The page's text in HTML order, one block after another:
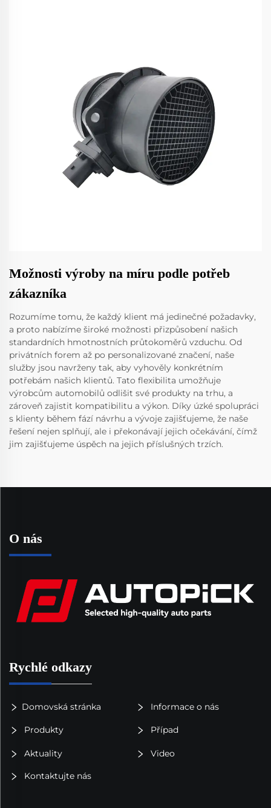
Možnosti výroby na míru podle potřeb
zákazníka
Rozumíme tomu, že každý klient má jedinečné požadavky,
a proto nabízíme široké možnosti přizpůsobení našich
standardních hmotnostních průtokoměrů vzduchu. Od
privátních forem až po personalizované značení, naše
služby jsou navrženy tak, aby vyhověly konkrétním
potřebám našich klientů. Tato flexibilita umožňuje
výrobcům automobilů odlišit své produkty na trhu, a
zároveň zajistit kompatibilitu a výkon. Díky úzké spolupráci
s klienty během fází návrhu a vývoje zajišťujeme, že naše
řešení nejen splňují, ale i překonávají jejich očekávání, čímž
jim zajišťujeme úspěch na jejich příslušných trzích.
O nás
Rychlé odkazy
Domovská stránka Informace o nás
Produkty Případ
Aktuality Video
Kontaktujte nás